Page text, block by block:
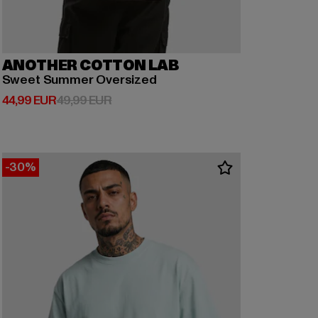
ANOTHER COTTON LAB
Sweet Summer Oversized
44,99 EUR
Prix courant: 44,99 EUR
49,99 EURPrix en promotion: 49,99 EUR
-30%